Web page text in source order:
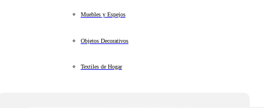
Muebles y Espejos
Objetos Decorativos
Textiles de Hogar